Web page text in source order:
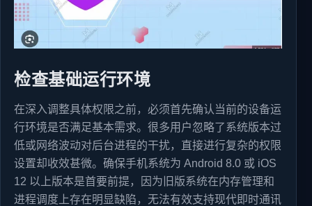
检查基础运行环境
在深入调整具体权限之前，必须首先确认当前的设备运
行环境是否满足基本需求。很多用户忽略了系统版本过
低或网络波动对后台进程的干扰，直接进行复杂的权限
设置却收效甚微。确保手机系统为 Android 8.0 或 iOS
12 以上版本是首要前提，因为旧版系统在内存管理和
进程调度上存在明显缺陷，无法有效支持现代即时通讯